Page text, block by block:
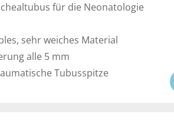
für die Neonatologie
sehr weiches Material
alle 5 mm
Tubusspitze